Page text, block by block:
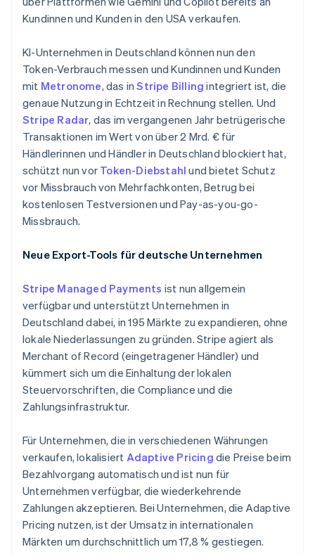
Kundinnen und Kunden in den USA verkaufen.
KI-Unternehmen in Deutschland können nun den
Token-Verbrauch messen und Kundinnen und Kunden
mit Metronome, das inStripe Billing integriert ist, die
genaue Nutzung in Echtzeit in Rechnung stellen. Und
Stripe Radar, das im vergangenen Jahr betrügerische
Transaktionen im Wert von über 2 Mrd. € für
Händlerinnen und Händler in Deutschland blockiert hat,
schützt nun vor Token-Diebstahl und bietet Schutz
vor Missbrauch von Mehrfachkonten, Betrug bei
kostenlosen Testversionen und Pay-as-you-go-
Missbrauch.
Neue Export-Tools für deutsche Unternehmen
Stripe Managed Payments ist nun allgemein
verfügbar und unterstützt Unternehmen in
Deutschland dabei, in 195 Märkte zu expandieren, ohne
lokale Niederlassungen zu gründen. Stripe agiert als
Merchant of Record (eingetragener Händler) und
kümmert sich um die Einhaltung der lokalen
Steuervorschriften, die Compliance und die
Zahlungsinfrastruktur.
Für Unternehmen, die in verschiedenen Währungen
verkaufen, lokalisiert Adaptive Pricing die Preise beim
Bezahlvorgang automatisch und ist nun für
Unternehmen verfügbar, die wiederkehrende
Zahlungen akzeptieren. Bei Unternehmen, die Adaptive
Pricing nutzen, ist der Umsatz in internationalen
Märkten um durchschnittlich um 17,8 % gestiegen.
NederlandsFrançaisDeutschEnglish
Bulgarien
English
Dänemark
English
Deutschland
DeutschEnglish
Estland
English
Festlandchina
简体中文English
Finnland
English Svenska
Frankreich
Gibraltar
Griechenland
English
Indien
English
Irland
English
Italien
ItalianoEnglish
Japan
日本語English
EnglishFrançais
Kroatien
EnglishItaliano
Lettland
English
Liechtenstein
DeutschEnglish
Litauen